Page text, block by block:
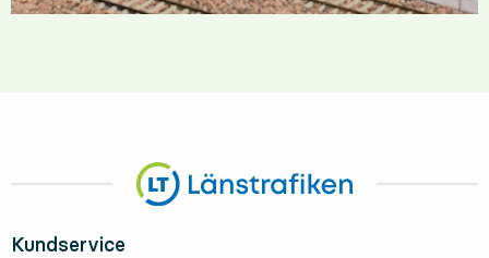
Kundservice